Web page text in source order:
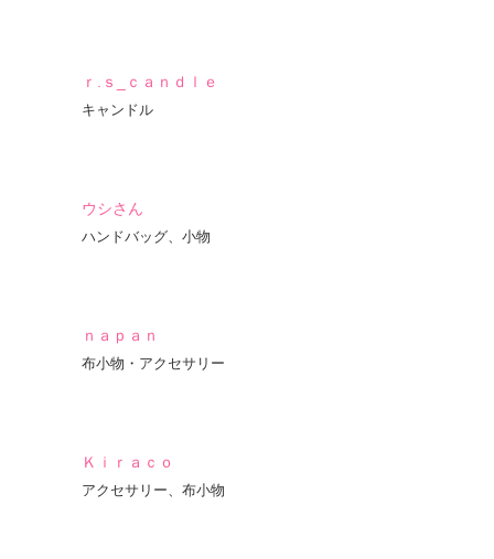
ｒ.ｓ_ｃａｎｄｌｅ
キャンドル
ウシさん
ハンドバッグ、小物
ｎａｐａｎ
布小物・アクセサリー
Ｋｉｒａｃｏ
アクセサリー、布小物